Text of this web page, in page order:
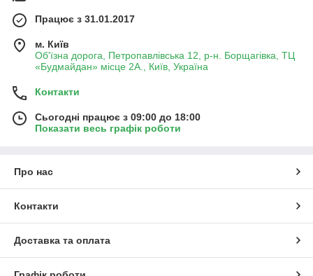
Працює з 31.01.2017
м. Київ
Об'їзна дорога, Петропавлівська 12, р-н. Борщагівка, ТЦ
«Будмайдан» місце 2А., Київ, Україна
Контакти
Сьогодні працює з 09:00 до 18:00
Показати весь графік роботи
Про нас
Контакти
Доставка та оплата